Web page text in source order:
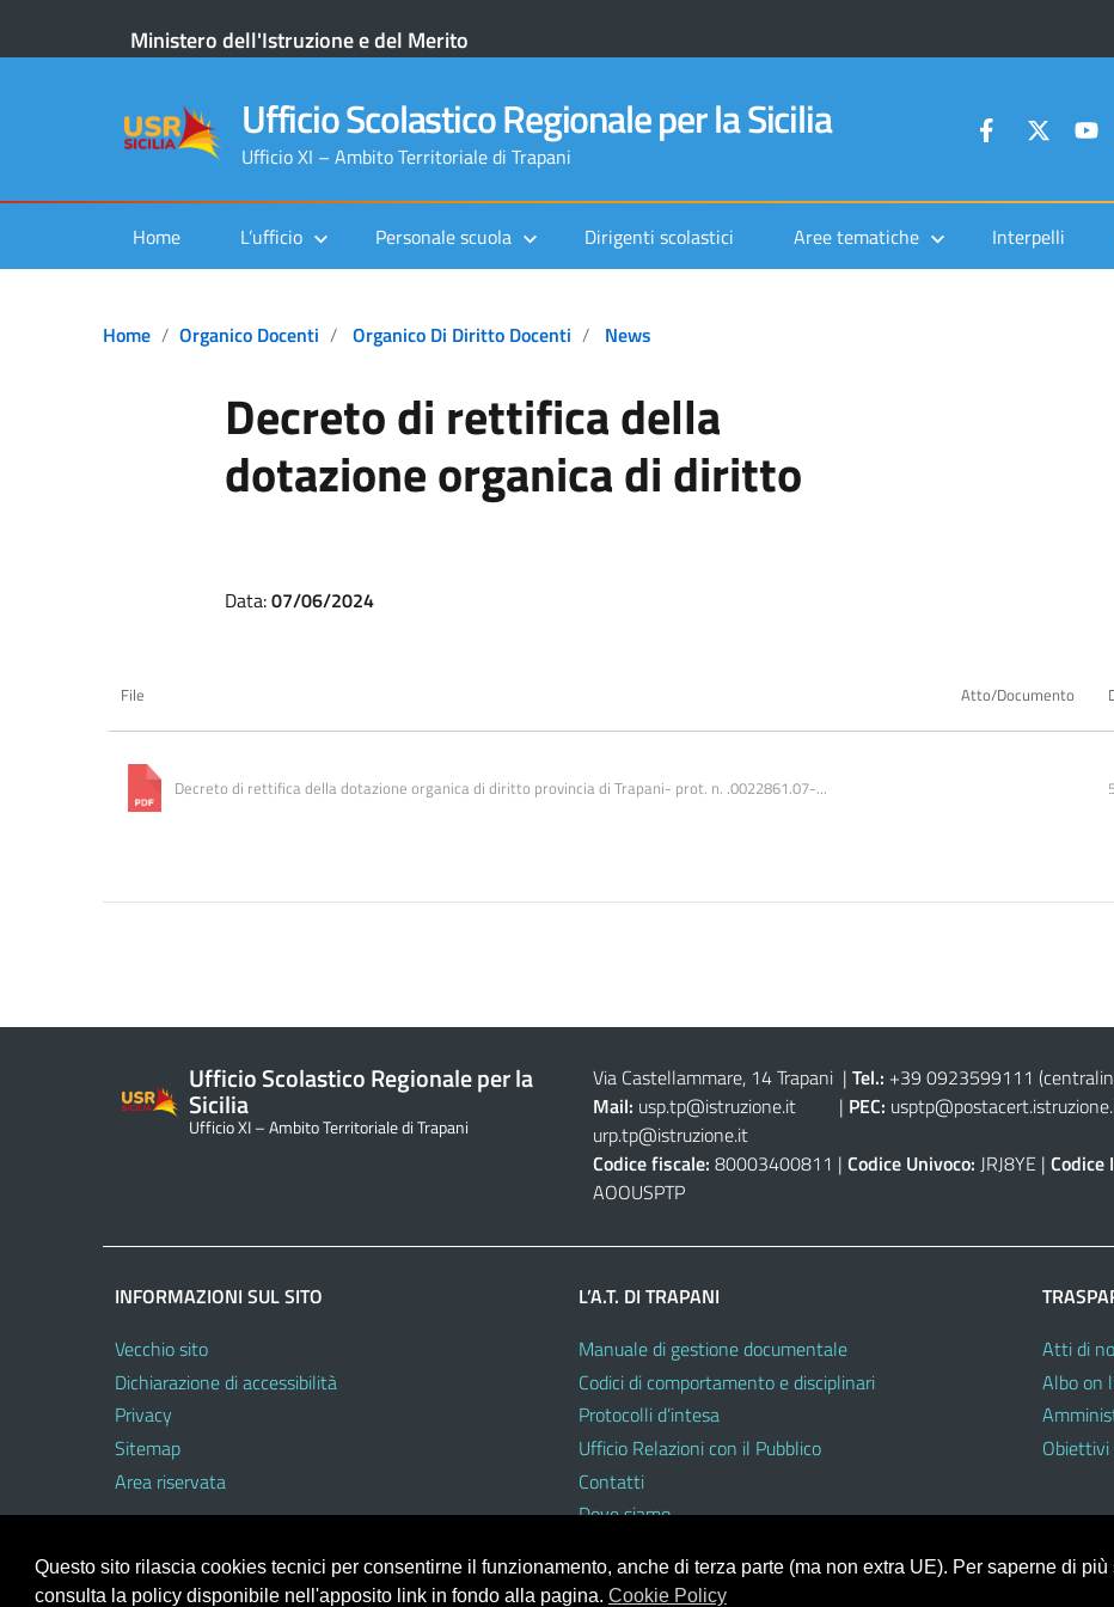
Ministero dell'Istruzione e del Merito
Ufficio Scolastico Regionale per la Sicilia
Ufficio XI – Ambito Territoriale di Trapani
Home L’ufficio Personale scuola Dirigenti scolastici Aree tematiche Interpelli
Home Organico Docenti Organico Di Diritto Docenti News
Decreto di rettifica della
dotazione organica di diritto
Data:07/06/2024
File Atto/Documento
Decreto di rettifica della dotazione organica di diritto provincia di Trapani- prot. n. .0022861.07-...
Ufficio Scolastico Regionale per la
Sicilia
Ufficio XI – Ambito Territoriale di Trapani
Via Castellammare, 14 Trapani | Tel.: +39 0923599111
Mail: usp.tp@istruzione.it| PEC:
urp.tp@istruzione.it
Codice fiscale: 80003400811 | Codice Univoco: JRJ8YE | Codice
AOOUSPTP
INFORMAZIONI SUL SITO
Vecchio sito
Dichiarazione di accessibilità
Privacy
Sitemap
Area riservata
L’A.T. DI TRAPANI
Manuale di gestione documentale
Codici di comportamento e disciplinari
Protocolli d’intesa
Ufficio Relazioni con il Pubblico
Contatti
Dove siamo
Atti di
Albo on
Obiettivi
Questo sito rilascia cookies tecnici per consentirne il funzionamento, anche di terza parte (ma non extra UE). Per saperne di
consulta la policy disponibile nell'apposito link in fondo alla pagina. Cookie Policy